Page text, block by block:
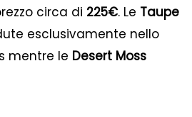
circa di 225€. Le Taupe
esclusivamente nello
mentre le Desert Moss